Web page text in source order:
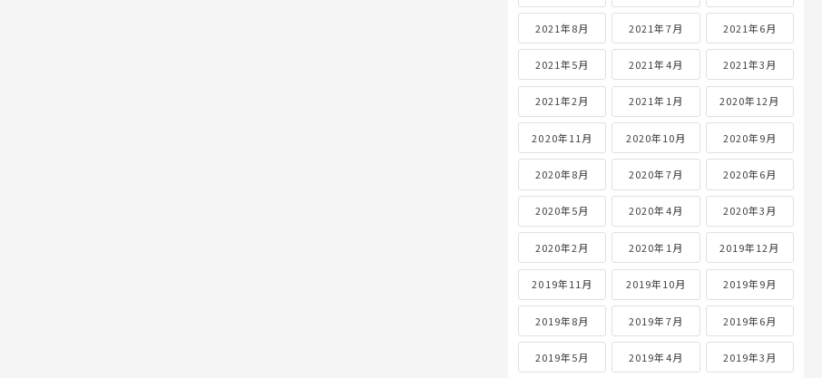
2021年8月 2021年7月 2021年6月
2021年5月 2021年4月 2021年3月
2021年2月 2021年1月 2020年12月
2020年11月 2020年10月 2020年9月
2020年8月 2020年7月 2020年6月
2020年5月 2020年4月 2020年3月
2020年2月 2020年1月 2019年12月
2019年11月 2019年10月 2019年9月
2019年8月 2019年7月 2019年6月
2019年5月 2019年4月 2019年3月